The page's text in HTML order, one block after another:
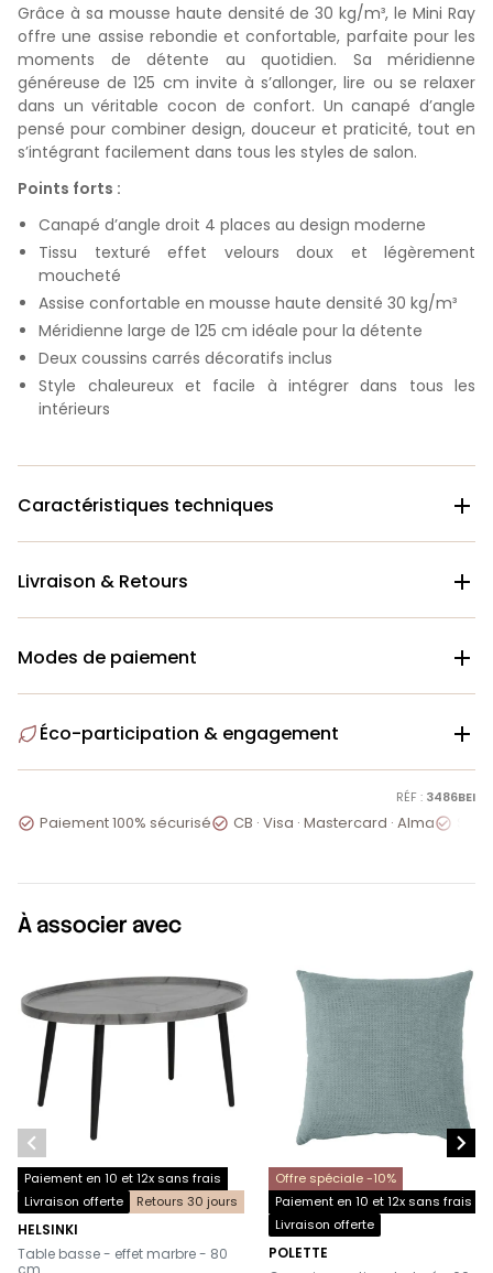
Grâce à sa mousse haute densité de 30 kg/m³, le Mini Ray
offre une assise rebondie et confortable, parfaite pour les
moments de détente au quotidien. Sa méridienne
généreuse de 125 cm invite à s’allonger, lire ou se relaxer
dans un véritable cocon de confort. Un canapé d’angle
pensé pour combiner design, douceur et praticité, tout en
s’intégrant facilement dans tous les styles de salon.
Points forts :
Canapé d’angle droit 4 places au design moderne
Tissu texturé effet velours doux et légèrement
moucheté
Assise confortable en mousse haute densité 30 kg/m³
Méridienne large de 125 cm idéale pour la détente
Deux coussins carrés décoratifs inclus
Style chaleureux et facile à intégrer dans tous les
intérieurs
Caractéristiques techniques 
Livraison & Retours 
Modes de paiement 
Éco-participation & engagement 
RÉF : 3486BEI
 Paiement 100% sécurisé CB · Visa · Mastercard · Alma
À associer avec
Paiement en 10 et 12x sans frais
Livraison offerte
Retours 30 jours
HELSINKI
-
Table basse - effet marbre - 80
Offre spéciale -10%
Paiement en 10 et 12x sans frais
Livraison offerte
POLETTE
 